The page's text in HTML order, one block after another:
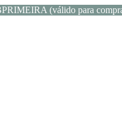
(válido para